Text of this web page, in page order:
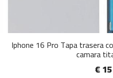
Iphone 16 Pro Tapa trasera
camara
€ 15